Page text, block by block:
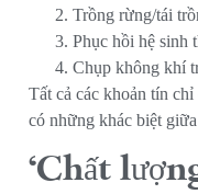
Trồng rừng/tái
Phục hồi hệ sinh
Chụp không khí
Tất cả các khoản tín
có những khác biệt
‘Chất